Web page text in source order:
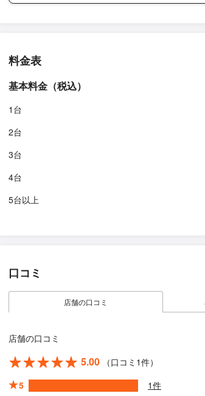
料金表
基本料金（税込）
1台
2台
3台
4台
5台以上
口コミ
店舗の口コミ
店舗の口コミ
5.00
（口コミ1件）
5
1件